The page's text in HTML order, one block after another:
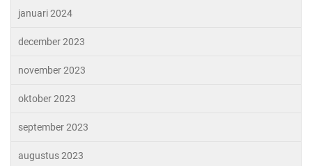
januari 2024
december 2023
november 2023
oktober 2023
september 2023
augustus 2023